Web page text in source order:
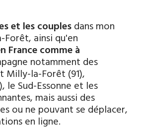
et les couplesdans mon
ainsi qu'en
France comme à
notamment des
Milly-la-Forêt (91),
le Sud-Essonne et les
mais aussi des
ou ne pouvant se déplacer,
en ligne.